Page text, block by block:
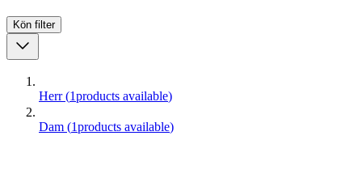
Kön filter
Herr (1products available)
Dam (1products available)